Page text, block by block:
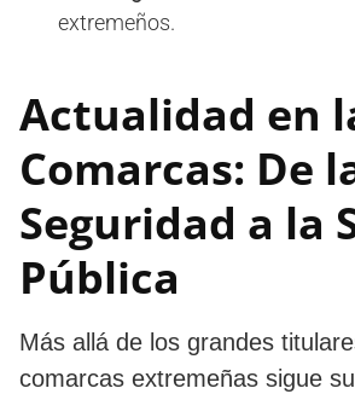
extremeños.
Actualidad en
Comarcas: De
Seguridad a la
Pública
Más allá de los grandes
comarcas extremeñas sigue